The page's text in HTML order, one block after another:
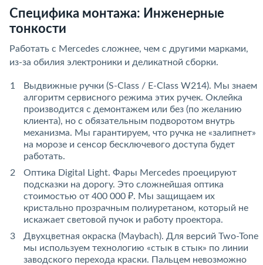
Специфика монтажа: Инженерные
тонкости
Работать с Mercedes сложнее, чем с другими марками,
из-за обилия электроники и деликатной сборки.
Выдвижные ручки (S-Class / E-Class W214). Мы знаем
алгоритм сервисного режима этих ручек. Оклейка
производится с демонтажем или без (по желанию
клиента), но с обязательным подворотом внутрь
механизма. Мы гарантируем, что ручка не «залипнет»
на морозе и сенсор бесключевого доступа будет
работать.
Оптика Digital Light. Фары Mercedes проецируют
подсказки на дорогу. Это сложнейшая оптика
стоимостью от 400 000 ₽. Мы защищаем их
кристально прозрачным полиуретаном, который не
искажает световой пучок и работу проектора.
Двухцветная окраска (Maybach). Для версий Two-Tone
мы используем технологию «стык в стык» по линии
заводского перехода краски. Пальцем невозможно